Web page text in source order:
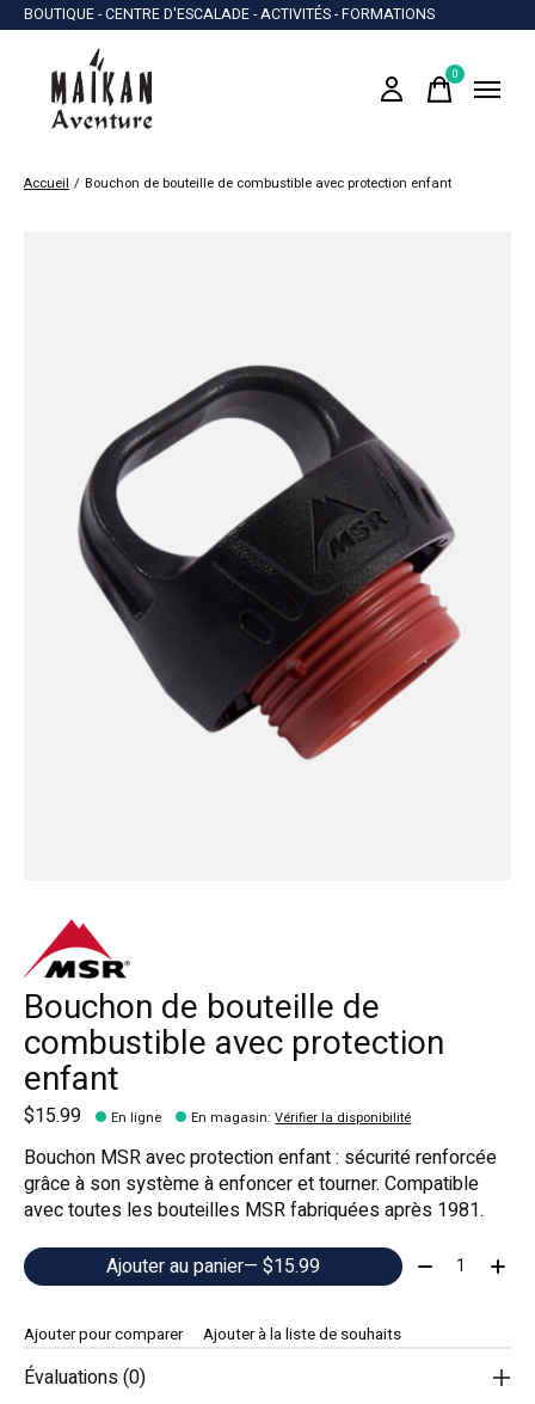
BOUTIQUE - CENTRE D'ESCALADE - ACTIVITÉS - FORMATIONS
0items
Accueil / Bouchon de bouteille de combustible avec protection enfant
Bouchon de bouteille de
combustible avec protection
enfant
$15.99 En ligne En magasin:Vérifier la disponibilité
Bouchon MSR avec protection enfant : sécurité renforcée
grâce à son système à enfoncer et tourner. Compatible
avec toutes les bouteilles MSR fabriquées après 1981.
Ajouter au panier
— $15.99 Quantité:
Ajouter pour comparer Ajouter à la liste de souhaits
Évaluations (0)